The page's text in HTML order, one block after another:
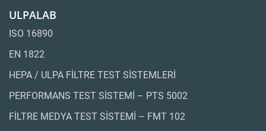
ULPALAB
ISO 16890
EN 1822
HEPA / ULPA FİLTRE TEST SİSTEMLERİ
PERFORMANS TEST SİSTEMİ – PTS 5002
FİLTRE MEDYA TEST SİSTEMİ – FMT 102